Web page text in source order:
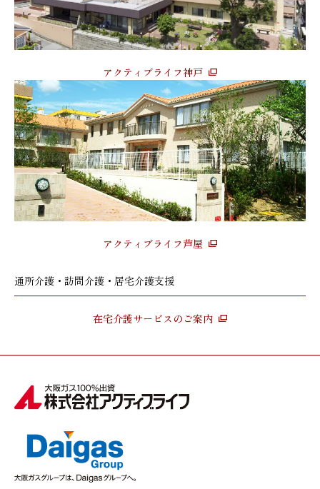
アクティブライフ神戸
アクティブライフ芦屋
通所介護・訪問介護・居宅介護支援
在宅介護サービスのご案内